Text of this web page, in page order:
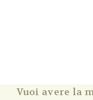
Vuoi avere la